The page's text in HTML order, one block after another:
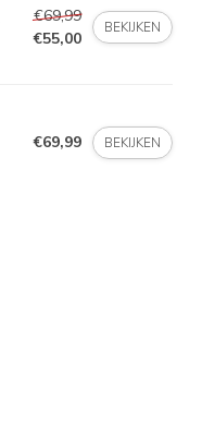
€69,99
€55,00
BEKIJKEN
€69,99 BEKIJKEN